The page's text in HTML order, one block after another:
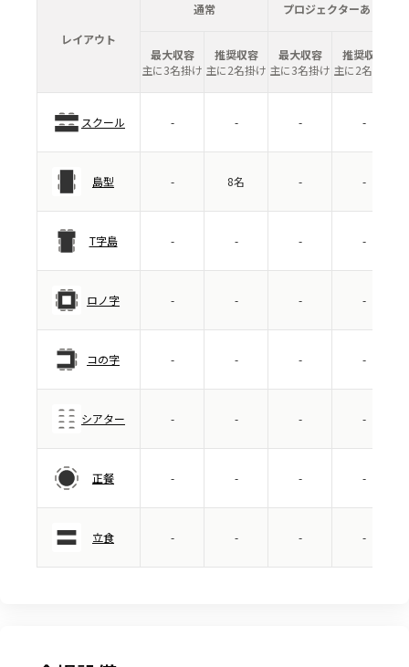
レイアウト
通常 プロジェクターあり
最大収容
主に3名掛け
推奨収容
主に2名掛け
最大収容
主に3名掛け
推奨収容
主に2名掛け
スクール - - - -
島型 - 8名 - -
T字島 - - - -
ロノ字 - - - -
コの字 - - - -
シアター - - - -
正餐 - - - -
立食 - - - -